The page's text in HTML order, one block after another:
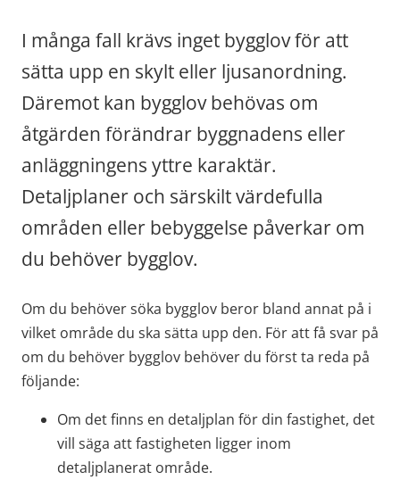
I många fall krävs inget bygglov för att
sätta upp en skylt eller ljusanordning.
Däremot kan bygglov behövas om
åtgärden förändrar byggnadens eller
anläggningens yttre karaktär.
Detaljplaner och särskilt värdefulla
områden eller bebyggelse påverkar om
du behöver bygglov.
Om du behöver söka bygglov beror bland annat på i
vilket område du ska sätta upp den. För att få svar på
om du behöver bygglov behöver du först ta reda på
följande:
Om det finns en detaljplan för din fastighet, det
vill säga att fastigheten ligger inom
detaljplanerat område.